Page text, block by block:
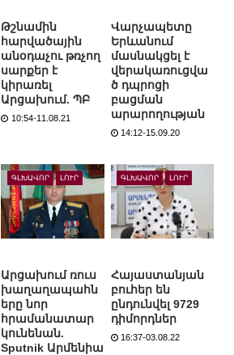
Թշնամին
հարվածային
անօդաչու թռչող
սարքեր է
կիրառել
Արցախում. ՊԲ
10:54-11.08.21
Վարչապետը
Երևանում
մասնակցել է
վերակառուցվա
ծ դպրոցի
բացման
արարողության
14:12-15.09.20
ԳԼԽԱՎՈՐ ԼՈՒՐ
Արցախում ռուս
խաղաղապահն
երը նոր
հրամանատար
կունենան.
Sputnik Արմենիա
ԳԼԽԱՎՈՐ ԼՈՒՐ
Հայաստանյան
բուհեր են
ընդունվել 9729
դիմորդներ
16:37-03.08.22